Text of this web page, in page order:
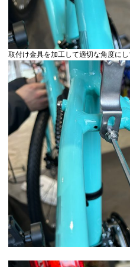
取付け金具を加工して適切な角度に